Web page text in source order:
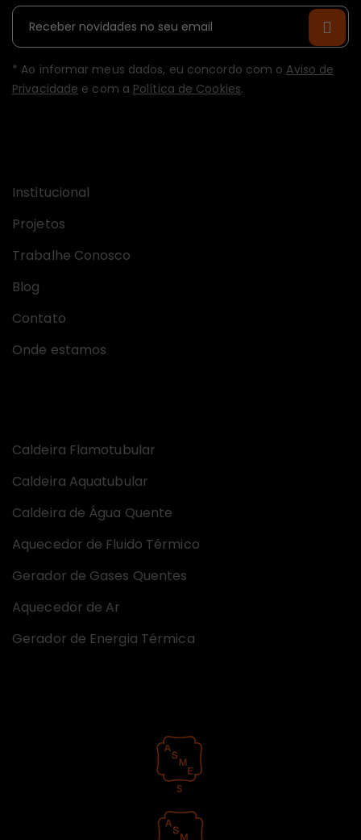
Institucional
Projetos
Trabalhe Conosco
Blog
Contato
Onde estamos
Caldeira Flamotubular
Caldeira Aquatubular
Caldeira de Água Quente
Aquecedor de Fluido Térmico
Gerador de Gases Quentes
Aquecedor de Ar
Gerador de Energia Térmica
* Ao informar meus dados, eu concordo com o Aviso de
Privacidade e com a Política de Cookies.